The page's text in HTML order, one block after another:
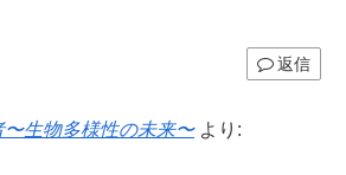
返信
生物多様性の未来〜 より: